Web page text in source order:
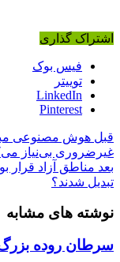
اشتراک گذاری
فیس بوک
توییتر
LinkedIn
Pinterest
قبل هوش مصنوعی
غیرضروری بی‌نیاز
بعد مناطق آزاد قرار
تبدیل شدند؟
نوشته های مشابه
سرطان روده